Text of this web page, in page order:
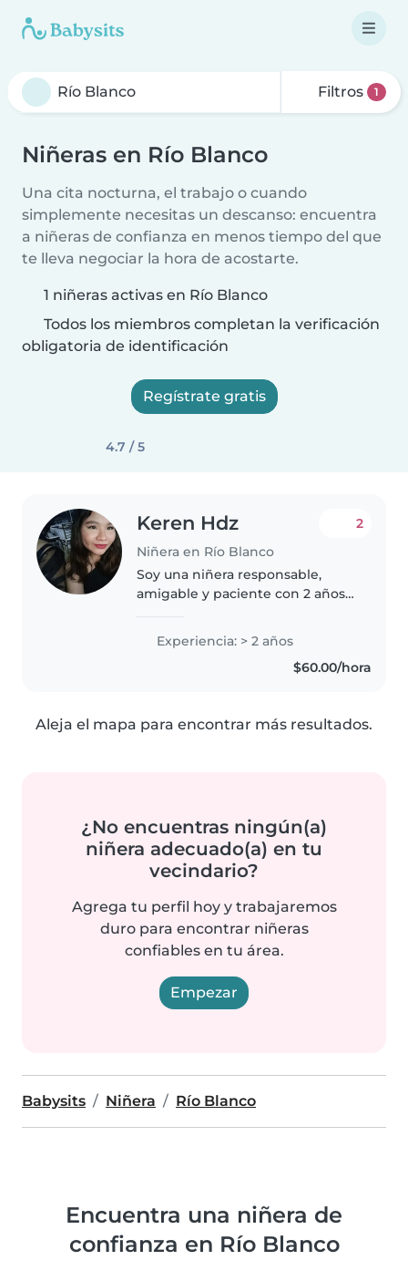
Filtros 1
Niñeras en Río Blanco
Una cita nocturna, el trabajo o cuando
simplemente necesitas un descanso: encuentra
a niñeras de confianza en menos tiempo del que
te lleva negociar la hora de acostarte.
1 niñeras activas en Río Blanco
Todos los miembros completan la verificación
obligatoria de identificación
Regístrate gratis
4.7 / 5
Keren Hdz
Niñera en Río Blanco
2
Soy una niñera responsable,
amigable y paciente con 2 años
de entre 1 y 8 años. Me encanta
leer con ellos, hacer
manualidades y jugar. Soy muy
Experiencia: > 2 años
$60.00/hora
Aleja el mapa para encontrar más resultados.
¿No encuentras ningún(a)
niñera adecuado(a) en tu
vecindario?
Agrega tu perfil hoy y trabajaremos
duro para encontrar niñeras
confiables en tu área.
Empezar
Babysits Niñera Río Blanco
Encuentra una niñera de
confianza en Río Blanco